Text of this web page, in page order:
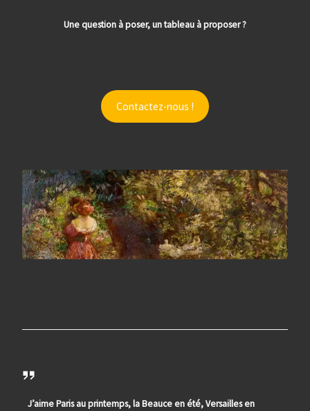
Une question à poser, un tableau à proposer ?
Contactez-nous !
J’aime Paris au printemps, la Beauce en été, Versailles en